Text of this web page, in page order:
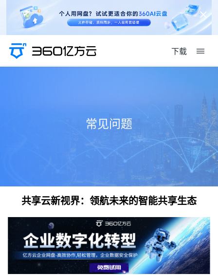
下载
常见问题
共享云新视界：领航未来的智能共享生态